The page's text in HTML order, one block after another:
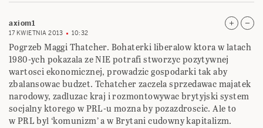
axiom1
17 KWIETNIA 2013 10:32
Pogrzeb Maggi Thatcher. Bohaterki liberalow ktora w latach
1980-ych pokazala ze NIE potrafi stworzyc pozytywnej
wartosci ekonomicznej, prowadzic gospodarki tak aby
zbalansowac budzet. Tchatcher zaczela sprzedawac majatek
narodowy, zadluzac kraj i rozmontowywac brytyjski system
socjalny ktorego w PRL-u mozna by pozazdroscic. Ale to
w PRL byl ‘komunizm’ a w Brytani cudowny kapitalizm.